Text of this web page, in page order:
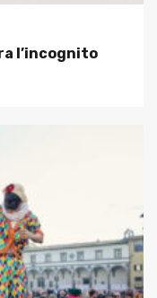
l’incognito